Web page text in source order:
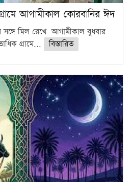
আগামীকাল কোরবানির ঈদ
সঙ্গে মিল রেখে আগামীকাল বুধবার
গ্রামে...
বিস্তারিত